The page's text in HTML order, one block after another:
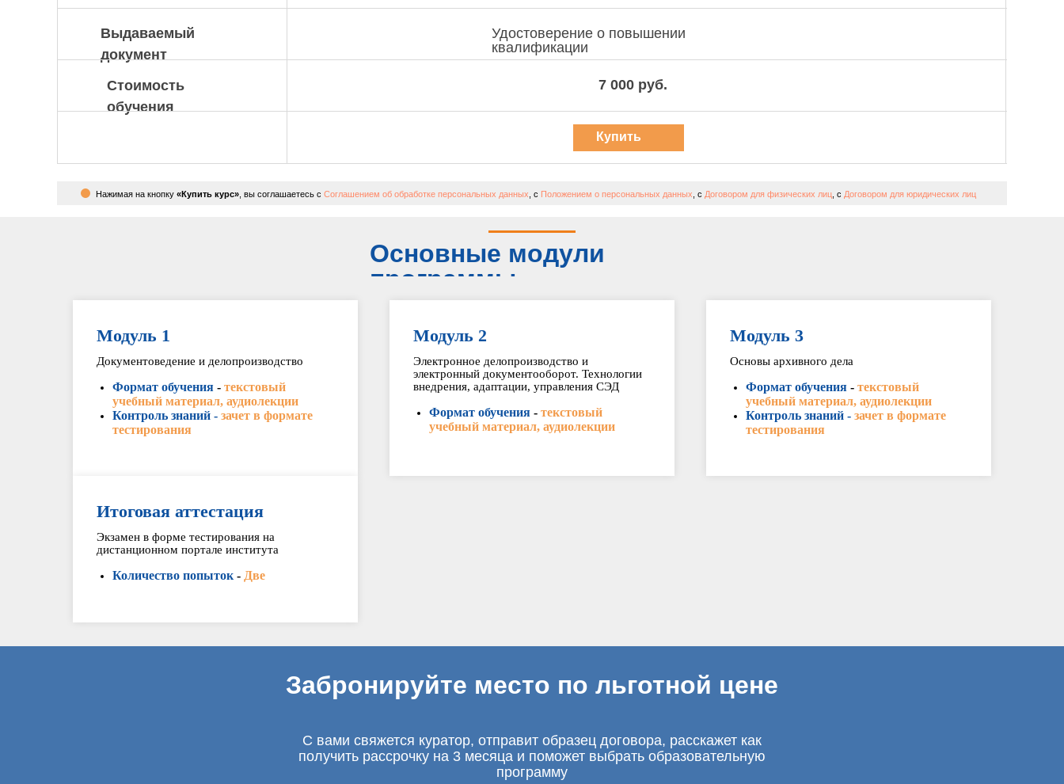
Выдаваемый
документ
Стоимость
обучения
Удостоверение о повышении
квалификации
7 000 руб.
Купить
курс
Нажимая на кнопку «Купить курс» , вы соглашаетесь с Соглашением об обработке персональных данных , с Положением о персональных данных , с Договором для физических лиц , с Договором для юридических лиц
Основные модули
программы
Модуль 1
Документоведение и делопроизводство
Формат обучения - текстовый
учебный материал, аудиолекции
Контроль знаний - зачет в формате
тестирования
Модуль 2
Электронное делопроизводство и
электронный документооборот. Технологии
внедрения, адаптации, управления СЭД
Формат обучения- текстовый
учебный материал, аудиолекции
Модуль 3
Основы архивного дела
Формат обучения- текстовый
учебный материал, аудиолекции
Контроль знаний - зачет в формате
тестирования
Итоговая аттестация
Экзамен в форме тестирования на
дистанционном портале института
Количество попыток - Две
Забронируйте место по льготной цене
С вами свяжется куратор, отправит образец договора, расскажет как
получить рассрочку на 3 месяца и поможет выбрать образовательную
программу